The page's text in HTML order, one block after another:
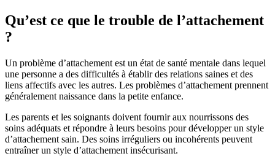
Qu’est ce que le trouble de l’attachement
?
Un problème d’attachement est un état de santé mentale dans lequel
une personne a des difficultés à établir des relations saines et des
liens affectifs avec les autres. Les problèmes d’attachement prennent
généralement naissance dans la petite enfance.
Les parents et les soignants doivent fournir aux nourrissons des
soins adéquats et répondre à leurs besoins pour développer un style
d’attachement sain. Des soins irréguliers ou incohérents peuvent
entraîner un style d’attachement insécurisant.